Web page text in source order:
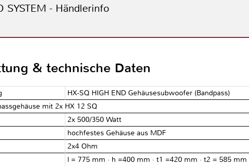
SYSTEM - Händlerinfo
& technische Daten
HX-SQ HIGH END Gehäusesubwoofer (Bandpass)
mit 2x HX 12 SQ
2x 500/350 Watt
hochfestes Gehäuse aus MDF
2x4 Ohm
l = 775 mm · h =400 mm · t1 =420 mm · t2 = 585 mm